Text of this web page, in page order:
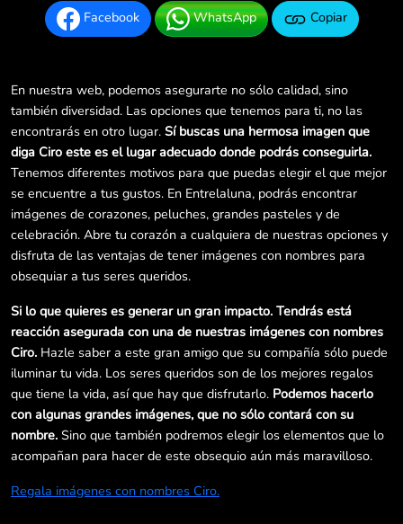
Facebook WhatsApp Copiar
En nuestra web, podemos asegurarte no sólo calidad, sino
también diversidad. Las opciones que tenemos para ti, no las
encontrarás en otro lugar. Sí buscas una hermosa imagen que
diga Ciro este es el lugar adecuado donde podrás conseguirla.
Tenemos diferentes motivos para que puedas elegir el que mejor
se encuentre a tus gustos. En Entrelaluna, podrás encontrar
imágenes de corazones, peluches, grandes pasteles y de
celebración. Abre tu corazón a cualquiera de nuestras opciones y
disfruta de las ventajas de tener imágenes con nombres para
obsequiar a tus seres queridos.
Si lo que quieres es generar un gran impacto. Tendrás está
reacción asegurada con una de nuestras imágenes con nombres
Ciro. Hazle saber a este gran amigo que su compañía sólo puede
iluminar tu vida. Los seres queridos son de los mejores regalos
que tiene la vida, así que hay que disfrutarlo. Podemos hacerlo
con algunas grandes imágenes, que no sólo contará con su
nombre. Sino que también podremos elegir los elementos que lo
acompañan para hacer de este obsequio aún más maravilloso.
Regala imágenes con nombres Ciro.